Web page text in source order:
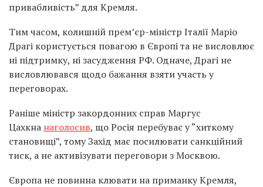
привабливість” для Кремля.
Тим часом, колишній прем’єр-міністр Італії Маріо
Драгі користується повагою в Європі та не висловлює
ні підтримку, ні засудження РФ. Одначе, Драгі не
висловлювався щодо бажання взяти участь у
переговорах.
Раніше міністр закордонних справ Маргус
Цахкна наголосив, що Росія перебуває у “хиткому
становищі”, тому Захід має посилювати санкційний
тиск, а не активізувати переговори з Москвою.
Європа не повинна клювати на приманку Кремля,